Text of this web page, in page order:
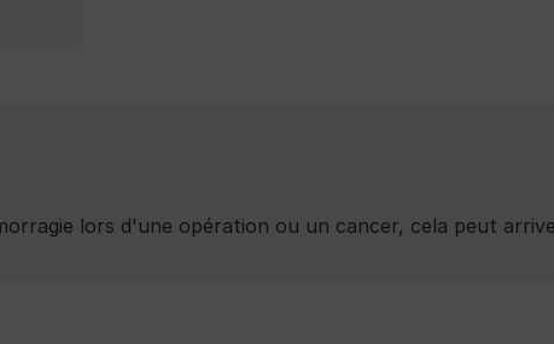
lors d'une opération ou un cancer, cela peut